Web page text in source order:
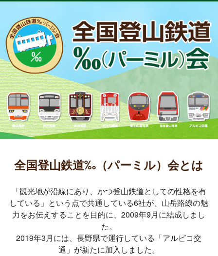
全国登山鉄道‰（パーミル）会とは
「観光地が沿線にあり、かつ登山鉄道としての性格を有
している」という点で共通している6社が、 山岳路線の魅
力をお伝えすることを目的に、2009年9月に結成しまし
た。
2019年3月には、長野県で運行している「アルピコ交
通」が新たに加入しました。